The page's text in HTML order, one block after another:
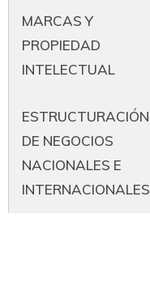
MARCAS Y
PROPIEDAD
INTELECTUAL
ESTRUCTURACIÓN
DE NEGOCIOS
NACIONALES E
INTERNACIONALES